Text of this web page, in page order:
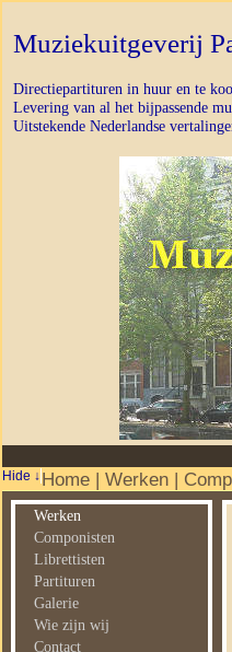
Muziekuitgeverij
Directiepartituren in huur en te
Levering van al het bijpassende
Uitstekende Nederlandse
Home | Werken |
Werken
Componisten
Librettisten
Partituren
Galerie
Wie zijn wij
Contact